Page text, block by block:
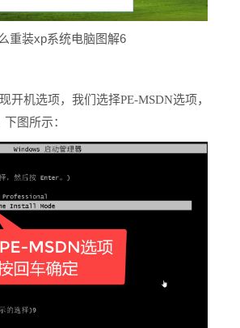
重装xp系统电脑图解6
机选项，我们选择PE-MSDN选项，
图所示：